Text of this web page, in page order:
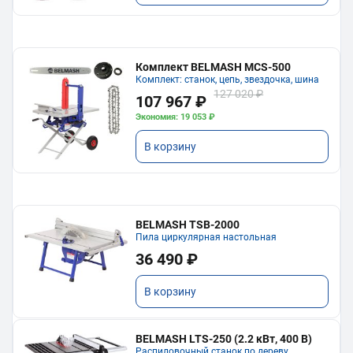
Комплект BELMASH MCS-500
Комплект: станок, цепь, звездочка, шина
107 967 ₽ 127 020 ₽
Экономия: 19 053 ₽
В корзину
BELMASH TSB-2000
Пила циркулярная настольная
36 490 ₽
В корзину
BELMASH LTS-250 (2.2 кВт, 400 В)